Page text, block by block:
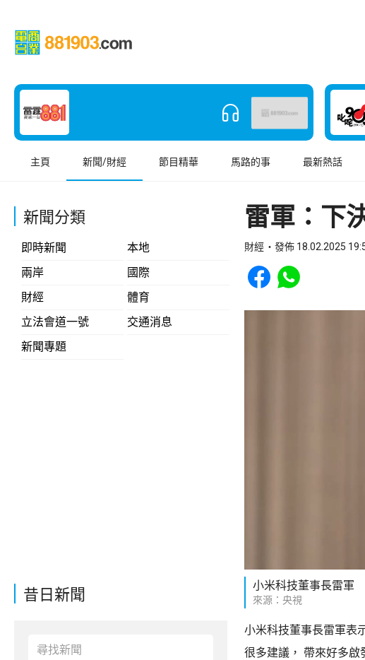
主頁 新聞/財經 節目精華 馬路的事 最新熱話
新聞分類
即時新聞
本地
兩岸
國際
財經
體育
立法會道一號
交通消息
新聞專題
昔日新聞
雷軍：下
財經 發佈 18.02.2025
Share to Facebook
Share to WhatsApp
小米科技董事長雷軍
來源：央視
小米科技董事長雷軍表
很多建議， 帶來好多啟